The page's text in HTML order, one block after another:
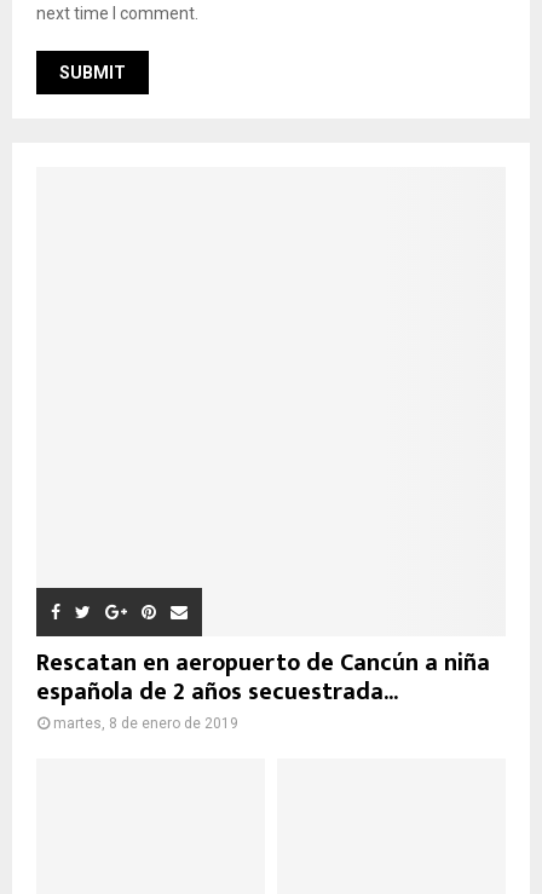
next time I comment.
Rescatan en aeropuerto de Cancún a niña
española de 2 años secuestrada...
martes, 8 de enero de 2019